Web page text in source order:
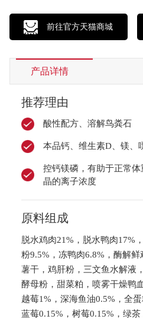
前往官方天猫商城
产品详情
推荐理由
酸性配方、溶解鸟粪石
本品钙、维生素D、镁、
控钙镁磷，有助于正常
晶的离子浓度
原料组成
脱水鸡肉21%，脱水鸭肉17%
粉9.5%，冻鸭肉6.8%，酶解
薯干，鸡肝粉，三文鱼水解液
酵母粉，甜菜粕，喷雾干燥鸭
越莓1%，深海鱼油0.5%，全
蓝莓0.15%，树莓0.15%，绿